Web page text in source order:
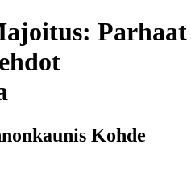
Parhaat
Kohde